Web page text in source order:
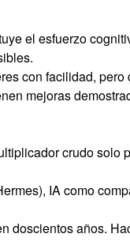
el esfuerzo
con facilidad,
mejoras
crudo solo
IA como
doscientos años.